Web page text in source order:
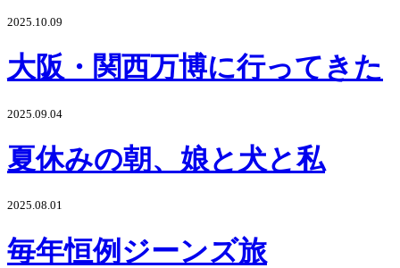
2025.10.09
大阪・関西万博に行ってきた
2025.09.04
夏休みの朝、娘と犬と私
2025.08.01
毎年恒例ジーンズ旅